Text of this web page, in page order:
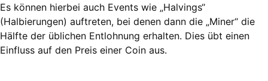
Es können hierbei auch Events wie „Halvings“
(Halbierungen) auftreten, bei denen dann die „Miner“ die
Hälfte der üblichen Entlohnung erhalten. Dies übt einen
Einfluss auf den Preis einer Coin aus.